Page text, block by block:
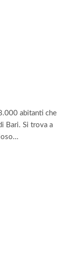
abitanti che
Bari. Si trova a